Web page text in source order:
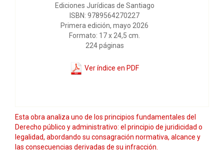
Ediciones Jurídicas de Santiago
ISBN: 9789564270227
Primera edición, mayo 2026
Formato: 17 x 24,5 cm.
224 páginas
Ver índice en PDF
Esta obra analiza uno de los principios fundamentales del
Derecho público y administrativo: el principio de juridicidad o
legalidad, abordando su consagración normativa, alcance y
las consecuencias derivadas de su infracción.